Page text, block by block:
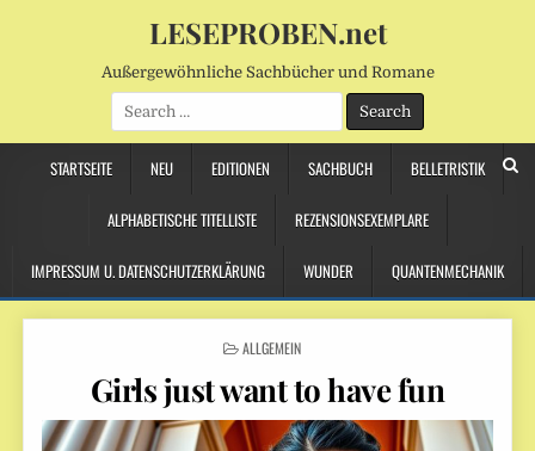
LESEPROBEN.net
Außergewöhnliche Sachbücher und Romane
Search
for:
STARTSEITE NEU EDITIONEN SACHBUCH BELLETRISTIK
ALPHABETISCHE TITELLISTE REZENSIONSEXEMPLARE
IMPRESSUM U. DATENSCHUTZERKLÄRUNG WUNDER QUANTENMECHANIK
POSTED
ALLGEMEIN
Girls just want to have fun